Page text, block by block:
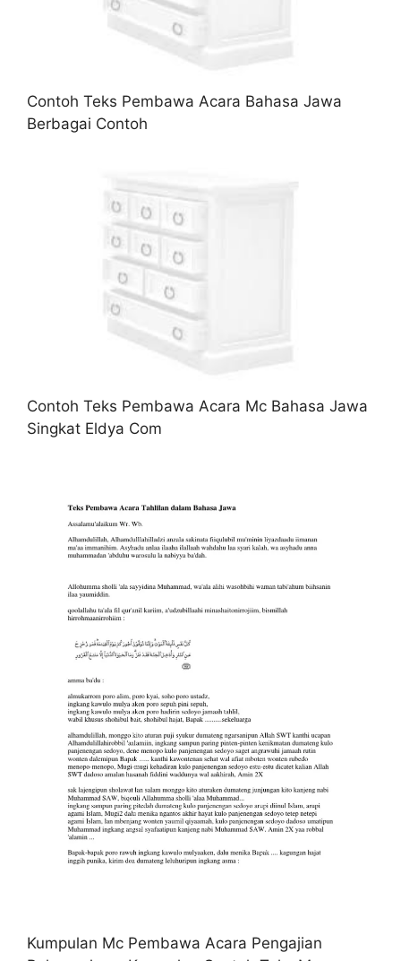
Contoh Teks Pembawa Acara Bahasa Jawa
Berbagai Contoh
Contoh Teks Pembawa Acara Mc Bahasa Jawa
Singkat Eldya Com
Kumpulan Mc Pembawa Acara Pengajian